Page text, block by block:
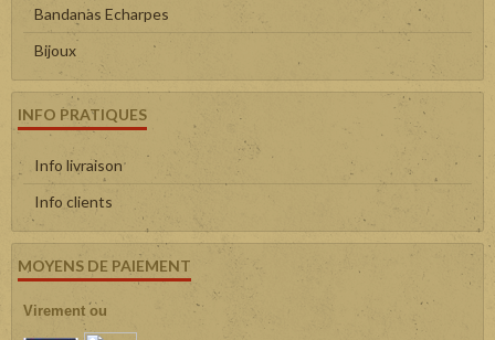
Bandanas Echarpes
Bijoux
INFO PRATIQUES
Info livraison
Info clients
MOYENS DE PAIEMENT
Virement ou